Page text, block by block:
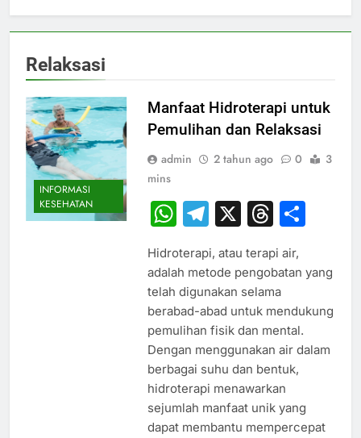
Relaksasi
INFORMASI
KESEHATAN
Manfaat Hidroterapi untuk
Pemulihan dan Relaksasi
admin 2 tahun ago 0
3
mins
WhatsApp
Telegram
X
Hidroterapi, atau terapi air,
adalah metode pengobatan yang
telah digunakan selama
berabad-abad untuk mendukung
pemulihan fisik dan mental.
Dengan menggunakan air dalam
berbagai suhu dan bentuk,
hidroterapi menawarkan
sejumlah manfaat unik yang
dapat membantu mempercepat